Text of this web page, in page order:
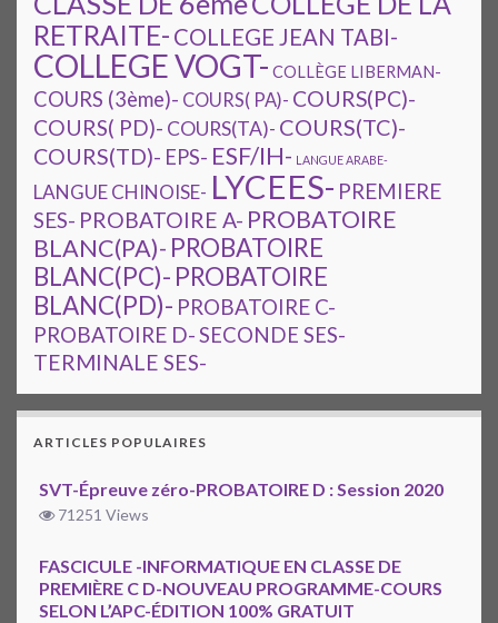
RETRAITE- COLLEGE JEAN TABI-
COLLEGE VOGT- COLLÈGE LIBERMAN-
COURS (3ème)- COURS( PA)- COURS(PC)-
COURS( PD)- COURS(TA)- COURS(TC)-
COURS(TD)- EPS- ESF/IH- LANGUE ARABE-
LANGUE CHINOISE- LYCEES- PREMIERE
SES- PROBATOIRE A- PROBATOIRE
BLANC(PA)- PROBATOIRE
BLANC(PC)- PROBATOIRE
BLANC(PD)- PROBATOIRE C-
PROBATOIRE D-SECONDE SES-
TERMINALE SES-
ARTICLES POPULAIRES
SVT-Épreuve zéro-PROBATOIRE D : Session 2020
71251 Views
FASCICULE -INFORMATIQUE EN CLASSE DE
PREMIÈRE C D-NOUVEAU PROGRAMME-COURS
SELON L’APC-ÉDITION 100% GRATUIT